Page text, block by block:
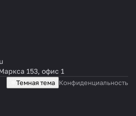
153, офис 1
Темная тема Конфиденциальность